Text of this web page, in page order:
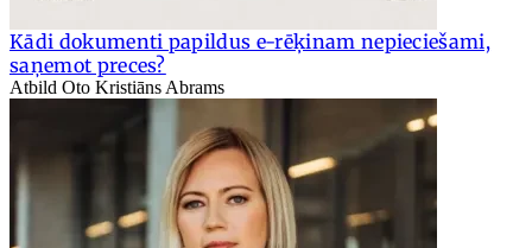
Kādi dokumenti papildus e-rēķinam nepieciešami,
saņemot preces?
Atbild Oto Kristiāns Abrams